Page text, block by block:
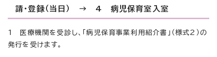
請・登録（当日） → 4 病児保育室入室
1 医療機関を受診し、「病児保育事業利用紹介書」（様式2）の
発行を受けます。